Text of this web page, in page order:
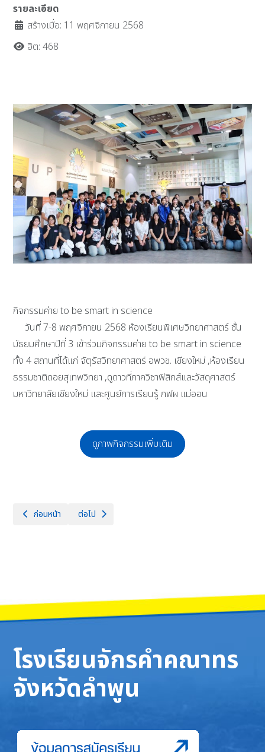
รายละเอียด
สร้างเมื่อ: 11 พฤศจิกายน 2568
ฮิต: 468
กิจกรรมค่าย to be smart in science
วันที่ 7-8 พฤศจิกายน 2568 ห้องเรียนพิเศษวิทยาศาสตร์ ชั้น
มัธยมศึกษาปีที่ 3 เข้าร่วมกิจกรรมค่าย to be smart in science
ทั้ง 4 สถานที่ได้แก่ จัตุรัสวิทยาศาสตร์ อพวช. เชียงใหม่ ,ห้องเรียน
ธรรมชาติดอยสุเทพวิทยา ,ดูดาวที่ภาควิชาฟิสิกส์และวัสดุศาสตร์
มหาวิทยาลัยเชียงใหม่ และศูนย์การเรียนรู้ กฟผ แม่ออน
ดูภาพกิจกรรมเพิ่มเติม
เนื้อหาก่อนหน้า: ประชุมข้าราชการครูและบุคลากรทางการศึกษา วันศุกร์ที่
ก่อนหน้า เนื้อหาถัดไป: โรงเรียนจักรคำคณาทร จังหวัดลำพูน ขอแส
ต่อไป
โรงเรียนจักรคำคณาทร
จังหวัดลำพูน